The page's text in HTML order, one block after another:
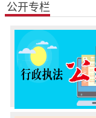
公开专栏